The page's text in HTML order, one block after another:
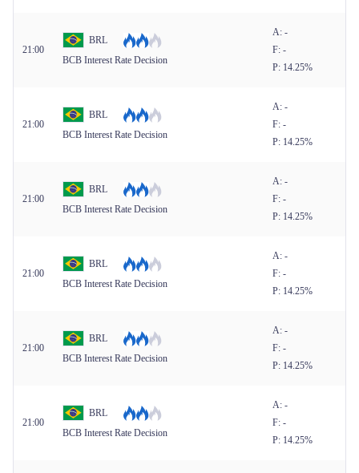
21:00
BRL
BCB Interest Rate Decision
A: -
F: -
P: 14.25%
21:00
BRL
BCB Interest Rate Decision
A: -
F: -
P: 14.25%
21:00
BRL
BCB Interest Rate Decision
A: -
F: -
P: 14.25%
21:00
BRL
BCB Interest Rate Decision
A: -
F: -
P: 14.25%
21:00
BRL
BCB Interest Rate Decision
A: -
F: -
P: 14.25%
21:00
BRL
BCB Interest Rate Decision
A: -
F: -
P: 14.25%